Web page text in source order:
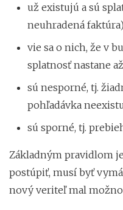
už existujú a sú
neuhradená
vie sa o nich, že v
splatnosť nastane
sú nesporné, tj.
pohľadávka
sú sporné, tj.
Základným pravidlom
postúpiť, musí byť
nový veriteľ mal